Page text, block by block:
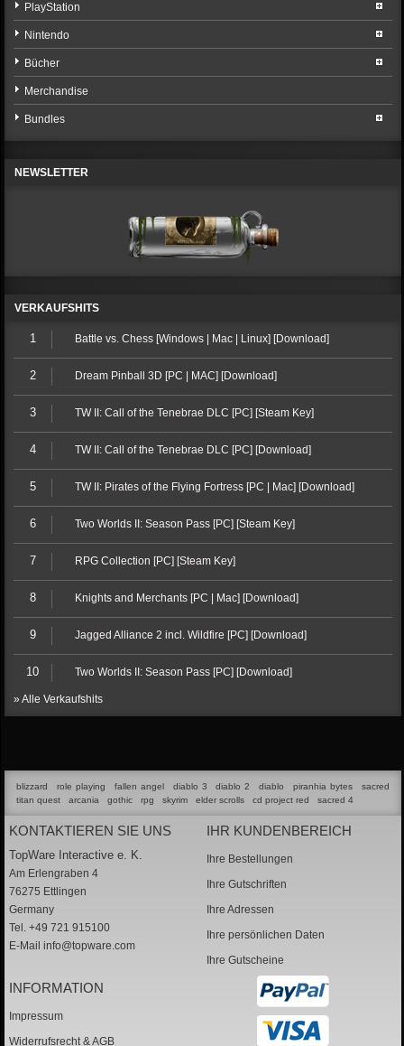
PlayStation
Nintendo
Bücher
Merchandise
Bundles
NEWSLETTER
VERKAUFSHITS
1 Battle vs. Chess [Windows | Mac | Linux] [Download]
2 Dream Pinball 3D [PC | MAC] [Download]
3 TW II: Call of the Tenebrae DLC [PC] [Steam Key]
4 TW II: Call of the Tenebrae DLC [PC] [Download]
5 TW II: Pirates of the Flying Fortress [PC | Mac] [Download]
6 Two Worlds II: Season Pass [PC] [Steam Key]
7 RPG Collection [PC] [Steam Key]
8 Knights and Merchants [PC | Mac] [Download]
9 Jagged Alliance 2 incl. Wildfire [PC] [Download]
10 Two Worlds II: Season Pass [PC] [Download]
» Alle Verkaufshits
blizzard role playing fallen angel diablo 3 diablo 2 diablo piranhia bytes
sacred
titan quest
arcania gothic rpg skyrim elder scrolls cd project red sacred 4
KONTAKTIEREN SIE UNS
TopWare Interactive e. K.
Am Erlengraben 4
76275 Ettlingen
Germany
Tel. +49 721 915100
E-Mail info@topware.com
IHR KUNDENBEREICH
Ihre Bestellungen
Ihre Gutschriften
Ihre Adressen
Ihre persönlichen Daten
Ihre Gutscheine
INFORMATION
Impressum
Widerrufsrecht & AGB